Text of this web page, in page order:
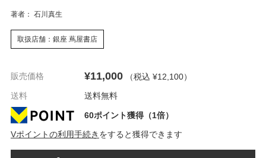
著者： 石川真生
取扱店舗：銀座 蔦屋書店
販売価格 ¥11,000 （税込 ¥12,100）
送料
送料無料
60ポイント獲得（1倍）
Vポイントの利用手続き をすると獲得できます